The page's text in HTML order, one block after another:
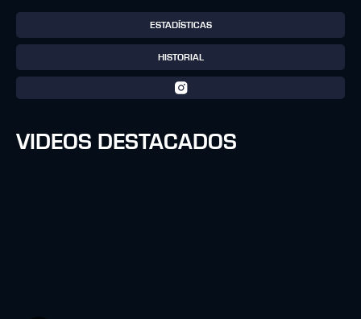
ESTADÍSTICAS
HISTORIAL
VIDEOS DESTACADOS